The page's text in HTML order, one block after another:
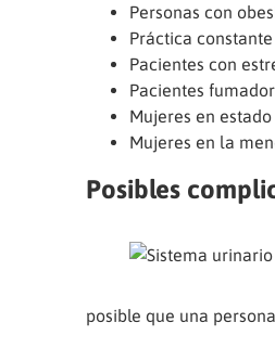
Personas con
Práctica
Pacientes con
Pacientes
Mujeres en
Mujeres en la
Posibles
posible que una